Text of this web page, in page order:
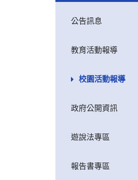
公告訊息
教育活動報導
校園活動報導
政府公開資訊
遊說法專區
報告書專區